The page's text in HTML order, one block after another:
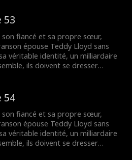
fin heureuse.
53
son fiancé et sa propre sœur,
épouse Teddy Lloyd sans
véritable identité, un milliardaire
ils doivent se dresser
fin heureuse.
54
son fiancé et sa propre sœur,
épouse Teddy Lloyd sans
véritable identité, un milliardaire
ils doivent se dresser